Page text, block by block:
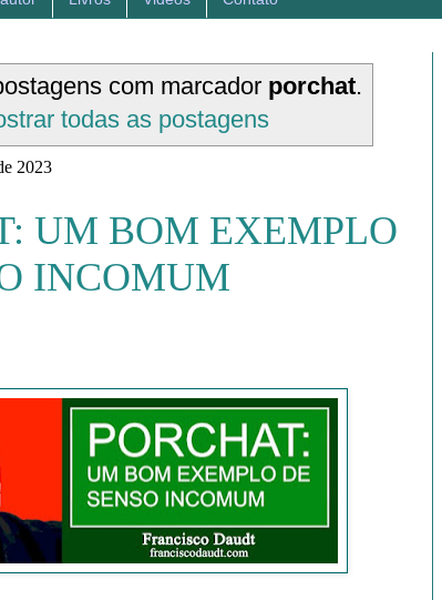
com marcador porchat.
todas as postagens
2023
UM BOM EXEMPLO
INCOMUM